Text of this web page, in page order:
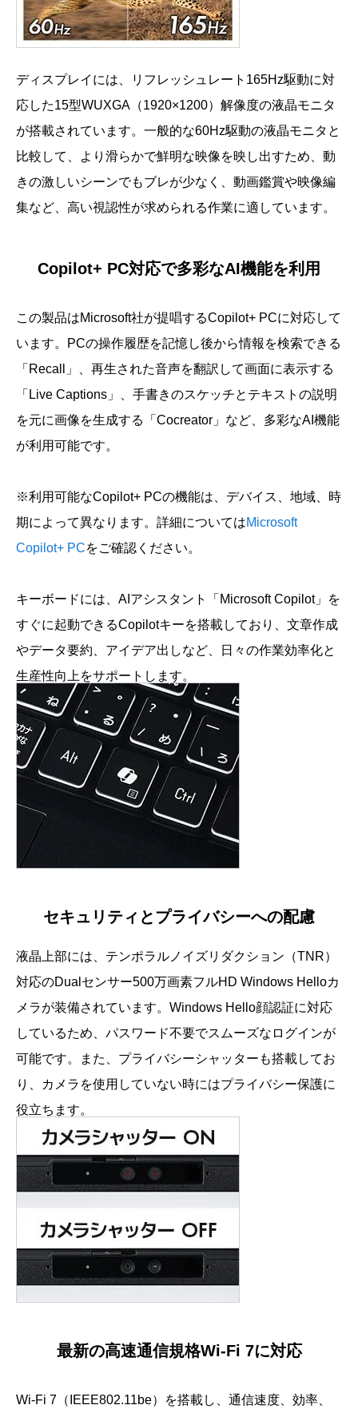
ディスプレイには、リフレッシュレート165Hz駆動に対
応した15型WUXGA（1920×1200）解像度の液晶モニタ
が搭載されています。一般的な60Hz駆動の液晶モニタと
比較して、より滑らかで鮮明な映像を映し出すため、動
きの激しいシーンでもブレが少なく、動画鑑賞や映像編
集など、高い視認性が求められる作業に適しています。
Copilot+ PC対応で多彩なAI機能を利用
この製品はMicrosoft社が提唱するCopilot+ PCに対応して
います。PCの操作履歴を記憶し後から情報を検索できる
「Recall」、再生された音声を翻訳して画面に表示する
「Live Captions」、手書きのスケッチとテキストの説明
を元に画像を生成する「Cocreator」など、多彩なAI機能
が利用可能です。
※利用可能なCopilot+ PCの機能は、デバイス、地域、時
期によって異なります。詳細についてはMicrosoft
Copilot+ PCをご確認ください。
キーボードには、AIアシスタント「Microsoft Copilot」を
すぐに起動できるCopilotキーを搭載しており、文章作成
やデータ要約、アイデア出しなど、日々の作業効率化と
生産性向上をサポートします。
セキュリティとプライバシーへの配慮
液晶上部には、テンポラルノイズリダクション（TNR）
対応のDualセンサー500万画素フルHD Windows Helloカ
メラが装備されています。Windows Hello顔認証に対応
しているため、パスワード不要でスムーズなログインが
可能です。また、プライバシーシャッターも搭載してお
り、カメラを使用していない時にはプライバシー保護に
役立ちます。
最新の高速通信規格Wi-Fi 7に対応
Wi-Fi 7（IEEE802.11be）を搭載し、通信速度、効率、